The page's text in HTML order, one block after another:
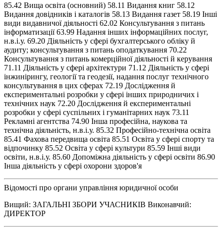
85.42 Вища освіта (основний) 58.11 Видання книг 58.12
Видання довідників і каталогів 58.13 Видання газет 58.19 Інші
види видавничої діяльності 62.02 Консультування з питань
інформатизації 63.99 Надання інших інформаційних послуг,
н.в.і.у. 69.20 Діяльність у сфері бухгалтерського обліку й
аудиту; консультування з питань оподаткування 70.22
Консультування з питань комерційної діяльності й керування
71.11 Діяльність у сфері архітектури 71.12 Діяльність у сфері
інжинірингу, геології та геодезії, надання послуг технічного
консультування в цих сферах 72.19 Дослідження й
експериментальні розробки у сфері інших природничих і
технічних наук 72.20 Дослідження й експериментальні
розробки у сфері суспільних і гуманітарних наук 73.11
Рекламні агентства 74.90 Інша професійна, наукова та
технічна діяльність, н.в.і.у. 85.32 Професійно-технічна освіта
85.41 Фахова передвища освіта 85.51 Освіта у сфері спорту та
відпочинку 85.52 Освіта у сфері культури 85.59 Інші види
освіти, н.в.і.у. 85.60 Допоміжна діяльність у сфері освіти 86.90
Інша діяльність у сфері охорони здоров'я
Відомості про органи управління юридичної особи
Вищий: ЗАГАЛЬНІ ЗБОРИ УЧАСНИКІВ Виконавчий:
ДИРЕКТОР